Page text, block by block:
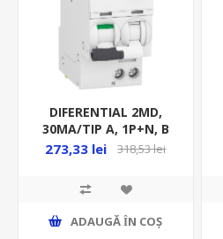
DIFERENTIAL 2MD,
30MA/TIP A, 1P+N, B
10A,10KA, RCBO, ICV40,
273,33 lei 318,53 lei
ADAUGĂ ȊN COŞ